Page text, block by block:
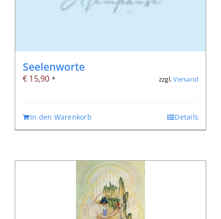
Seelenworte
€ 15,90 * zzgl.Versand
In den Warenkorb Details